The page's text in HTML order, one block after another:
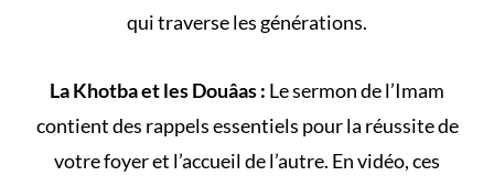
qui traverse les générations.
La Khotba et les Douâas : Le sermon de l’Imam
contient des rappels essentiels pour la réussite de
votre foyer et l’accueil de l’autre. En vidéo, ces